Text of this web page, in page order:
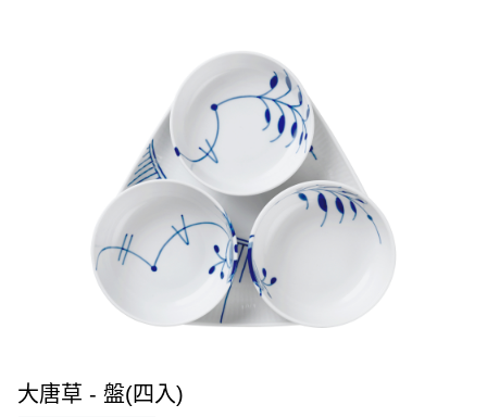
大唐草 - 盤(四入)